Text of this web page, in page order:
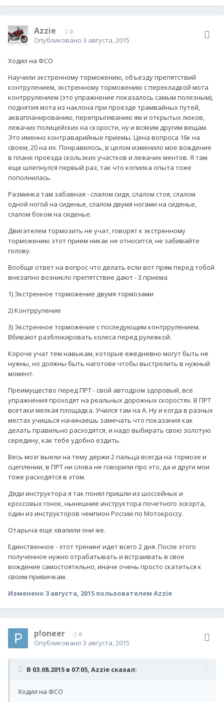
Azzie 0
Опубликовано 3 августа, 2015
Ходил на ФСО
Научили экстренному торможению, объезду препятствий
контрулением, экстренному торможению с перекладкой мота
контррулением (это упражнение показалось самым полезным),
поднятия мота из наклона при проезде трамвайных путей,
аквапланированию, перепрыгиванию ям и открытых люков,
лежачих полицейских на скорости, ну и всяким другим вещам.
Это именно контраварийные приемы. Цена вопроса 16к на
своем, 20 на их. Понравилось, в целом изменило мое вождение
в плане проезда скользких участков и лежачих ментов. Я там
еще шлепнулся первый раз, так что копилка опыта тоже
пополнилась.
Разминка там забавная - слалом сидя, слалом стоя, слалом
одной ногой на сиденье, слалом двумя ногами на сиденье,
слалом боком на сиденье.
Двигателем тормозить не учат, говорят к экстренному
торможению этот прием никак не относится, не забивайте
голову.
Вообще ответ на вопрос что делать если вот прям перед тобой
внезапно возникло препятствие дают - 3 приема
1) Экстренное торможение двумя тормозами
2) Контрруление
3) Экстренное торможение с последующим контррулением.
Вбивают разблокировать колеса перед рулежкой.
Короче учат тем навыкам, которые ежедневно могут быть не
нужны, но должны быть наготове чтобы выстрелить в нужный
момент.
Преимущество перед ПРТ - свой автодром здоровый, все
упражнения проходят на реальных дорожных скоростях. В ПРТ
всетаки мелкая площадка. Учился там на А. Ну и когда в разных
местах учишься начинаешь замечать что показания как
делать правильно расходятся, и надо выбирать свою золотую
середину, как тебе удобно ездить.
Весь мозг выели на тему держи 2 пальца всегда на тормозе и
сцеплении, в ПРТ ни слова не говорили про это, да и други мои
тоже расходятся в этом.
Дяди инструктора я так понял пришли из шоссейных и
кроссовых гонок, нынешние инструктора почетного эскорта,
один из инструкторов чемпион России по Мотокроссу.
Отарыча еще хвалили они же.
Единственное - этот тренинг идет всего 2 дня. После этого
полученное нужно отрабатывать и встраивать в свое
вождение самостоятельно, иначе очень просто скатиться к
своим привичкам.
Изменено 3 августа, 2015 пользователем Azzie
p!oneer 0
Опубликовано 3 августа, 2015
В 03.08.2015 в 07:05, Azzie сказал:
Ходил на ФСО